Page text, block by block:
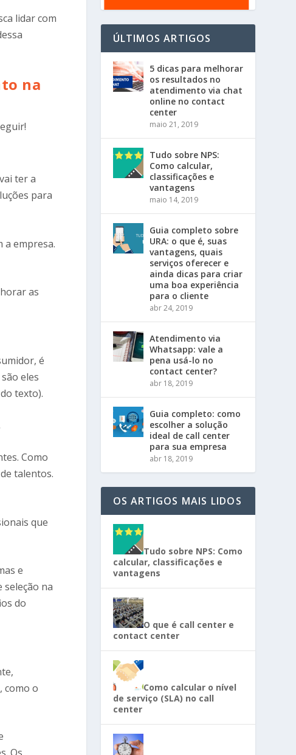
lidar com
na
ter a
para
a empresa.
as
é
eles
texto).
Como
talentos.
que
e
seleção na
do
como o
ÚLTIMOS ARTIGOS
5 dicas para melhorar
os resultados no
atendimento via chat
online no contact
center
maio 21, 2019
Tudo sobre NPS:
Como calcular,
classificações e
vantagens
maio 14, 2019
Guia completo sobre
URA: o que é, suas
vantagens, quais
serviços oferecer e
ainda dicas para criar
uma boa experiência
para o cliente
abr 24, 2019
Atendimento via
Whatsapp: vale a
pena usá-lo no
contact center?
abr 18, 2019
Guia completo: como
escolher a solução
ideal de call center
para sua empresa
abr 18, 2019
OS ARTIGOS MAIS LIDOS
Tudo sobre NPS: Como
calcular, classificações e
vantagens
O que é call center e
contact center
Como calcular o nível
de serviço (SLA) no call
center